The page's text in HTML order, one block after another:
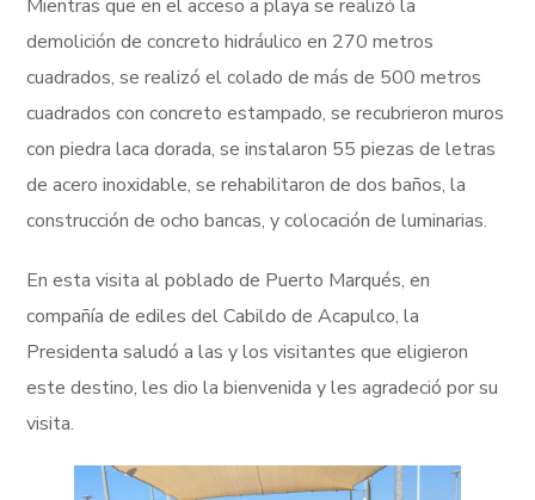
Mientras que en el acceso a playa se realizó la
demolición de concreto hidráulico en 270 metros
cuadrados, se realizó el colado de más de 500 metros
cuadrados con concreto estampado, se recubrieron muros
con piedra laca dorada, se instalaron 55 piezas de letras
de acero inoxidable, se rehabilitaron de dos baños, la
construcción de ocho bancas, y colocación de luminarias.
En esta visita al poblado de Puerto Marqués, en
compañía de ediles del Cabildo de Acapulco, la
Presidenta saludó a las y los visitantes que eligieron
este destino, les dio la bienvenida y les agradeció por su
visita.